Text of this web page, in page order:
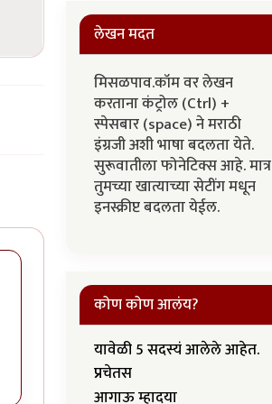
लेखन मदत
मिसळपाव.कॉम वर लेखन
करताना कंट्रोल (Ctrl) +
स्पेसबार (space) ने मराठी
इंग्रजी अशी भाषा बदलता येते.
सुरूवातीला फोनेटिक्स आहे. मात्र
तुमच्या खात्याच्या सेटींग मधून
इनस्क्रीप्ट बदलता येईल.
कोण कोण आलंय?
यावेळी 5 सदस्यं आलेले आहेत.
प्रचेतस
आगाऊ म्हादया